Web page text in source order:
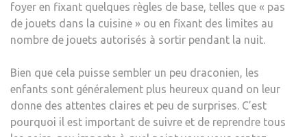
foyer en fixant quelques règles de base, telles que « pas
de jouets dans la cuisine » ou en fixant des limites au
nombre de jouets autorisés à sortir pendant la nuit.
Bien que cela puisse sembler un peu draconien, les
enfants sont généralement plus heureux quand on leur
donne des attentes claires et peu de surprises. C’est
pourquoi il est important de suivre et de reprendre tous